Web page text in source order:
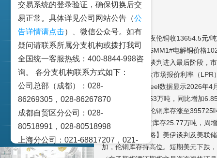
农业品
金融期货和衍生品
交易策论
产业研究
实盘点睛
宏观金融数据图解
【期现动态】隔夜伦铜收13654.5元/
现货方面，昨日SMM1#电解铜价格
【基本面】美伊谈判进入最后阶段，
昨日数据5月贷款市场报价利率（
供给方面，Mysteel数据显示2026年4
产量累计为463.53万吨，同比增加
库存方面，上周伦铜库存涨至
Mysteel数据现货库存25.77万吨，周
【观点及操作策略】美伊谈判及美联
加，伦铜库存持高位。短期美元下跌
交易系统的登录验证，确保切换后交
易正常。具体详见公司网站公告（公
告详情请点击）、微信公众号。如有
疑问请联系所属分支机构或拨打我司
全国统一客服热线：400-8844-998咨
询。 各分支机构联系方式如下：
公司总部（成都）：028-
86269305，028-86267870
成都自贸区分公司：028-
80518991，028-80518998
上海分公司：021-68817207，021-
68817209